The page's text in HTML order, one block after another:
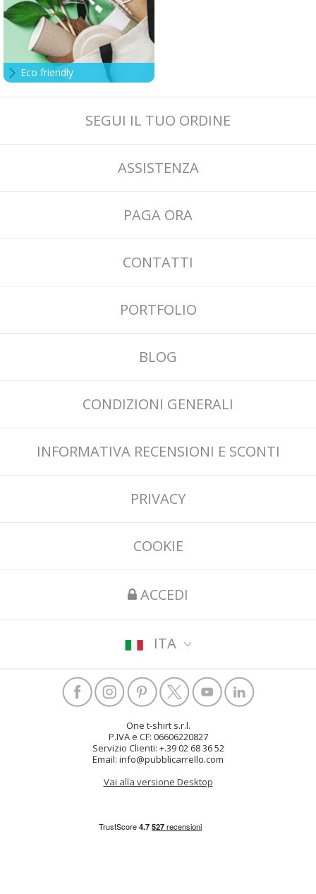
Eco friendly
SEGUI IL TUO ORDINE
ASSISTENZA
PAGA ORA
CONTATTI
PORTFOLIO
BLOG
CONDIZIONI GENERALI
INFORMATIVA RECENSIONI E SCONTI
PRIVACY
COOKIE
ACCEDI
ITA
One t-shirt s.r.l.
P.IVA e CF: 06606220827
Servizio Clienti: +.39 02 68 36 52
Email: info@pubblicarrello.com
Vai alla versione Desktop